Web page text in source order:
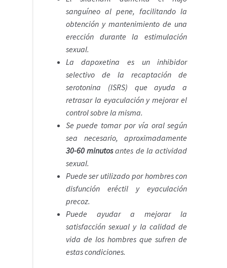
sanguíneo al pene, facilitando la
obtención y mantenimiento de una
erección durante la estimulación
sexual.
La dapoxetina es un inhibidor
selectivo de la recaptación de
serotonina (ISRS) que ayuda a
retrasar la eyaculación y mejorar el
control sobre la misma.
Se puede tomar por vía oral según
sea necesario, aproximadamente
30-60 minutosantes de la actividad
sexual.
Puede ser utilizado por hombres con
disfunción eréctil y eyaculación
precoz.
Puede ayudar a mejorar la
satisfacción sexual y la calidad de
vida de los hombres que sufren de
estas condiciones.